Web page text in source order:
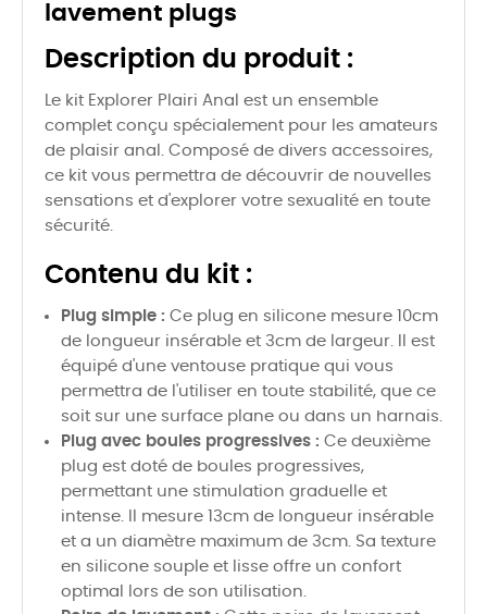
lavement plugs
Description du produit :
Le kit Explorer Plairi Anal est un ensemble
complet conçu spécialement pour les amateurs
de plaisir anal. Composé de divers accessoires,
ce kit vous permettra de découvrir de nouvelles
sensations et d'explorer votre sexualité en toute
sécurité.
Contenu du kit :
Plug simple : Ce plug en silicone mesure 10cm
de longueur insérable et 3cm de largeur. Il est
équipé d'une ventouse pratique qui vous
permettra de l'utiliser en toute stabilité, que ce
soit sur une surface plane ou dans un harnais.
Plug avec boules progressives : Ce deuxième
plug est doté de boules progressives,
permettant une stimulation graduelle et
intense. Il mesure 13cm de longueur insérable
et a un diamètre maximum de 3cm. Sa texture
en silicone souple et lisse offre un confort
optimal lors de son utilisation.